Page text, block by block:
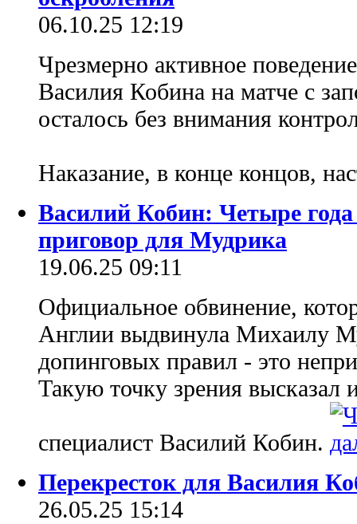
06.10.25 12:19
Чрезмерно активное
Василия Кобина на матче с
осталось без внимания
Наказание, в конце концов,
Василий Кобин: Четыре
приговор для Мудрика
19.06.25 09:11
Официальное обвинение,
Англии выдвинула Михаилу
допинговых правил - это
Такую точку зрения высказал
специалист Василий Кобин.
Перекресток для Василия
26.05.25 15:14